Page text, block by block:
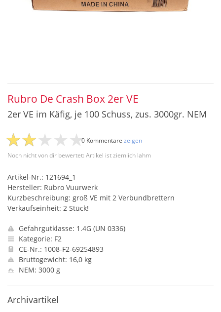
Rubro De Crash Box 2er VE
2er VE im Käfig, je 100 Schuss, zus. 3000gr. NEM
Noch nicht von dir bewertet: Artikel ist ziemlich lahm
0 Kommentare zeigen
Artikel-Nr.: 121694_1
Hersteller: Rubro Vuurwerk
Kurzbeschreibung: groß VE mit 2 Verbundbrettern
Verkaufseinheit: 2 Stück!
Gefahrgutklasse: 1.4G (UN 0336)
Kategorie: F2
CE-Nr.: 1008-F2-69254893
Bruttogewicht: 16,0 kg
NEM: 3000 g
Archivartikel